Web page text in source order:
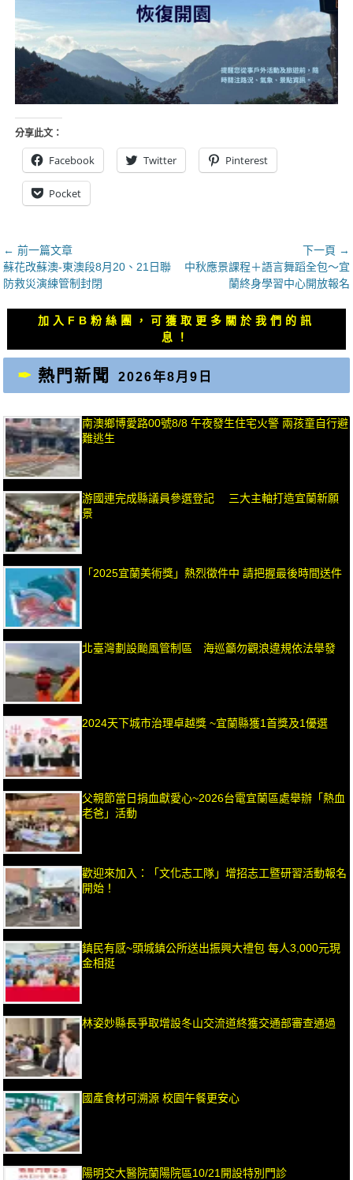
分享此文：
Facebook Twitter Pinterest
Pocket
文
章
導
覽
← 前一篇文章
上
一
蘇花改蘇澳-東澳段8月20、21日聯
防救災演練管制封閉
下一頁 →
下
文
章：
中秋應景課程＋語言舞蹈全包～宜
蘭終身學習中心開放報名
加入FB粉絲團，可獲取更多關於我們的訊
息！
熱門新聞 2026年8月9日
南澳鄉博愛路00號8/8 午夜發生住宅火警 兩孩童自行避
難逃生
游國連完成縣議員參選登記 三大主軸打造宜蘭新願
景
「2025宜蘭美術獎」熱烈徵件中 請把握最後時間送件
北臺灣劃設颱風管制區 海巡籲勿觀浪違規依法舉發
2024天下城市治理卓越獎 ~宜蘭縣獲1首獎及1優選
父親節當日捐血獻愛心~2026台電宜蘭區處舉辦「熱血
老爸」活動
歡迎來加入：「文化志工隊」增招志工暨研習活動報名
開始！
鎮民有感~頭城鎮公所送出振興大禮包 每人3,000元現
金相挺
林姿妙縣長爭取增設冬山交流道終獲交通部審查通過
國產食材可溯源 校園午餐更安心
陽明交大醫院蘭陽院區10/21開設特別門診